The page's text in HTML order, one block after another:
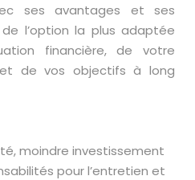
ses avantages et ses
l’option la plus adaptée
financière, de votre
et de vos objectifs à long
moindre investissement
pour l’entretien et